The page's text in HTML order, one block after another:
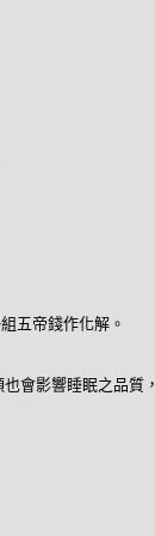
五帝錢作化解。
會影響睡眠之品質，